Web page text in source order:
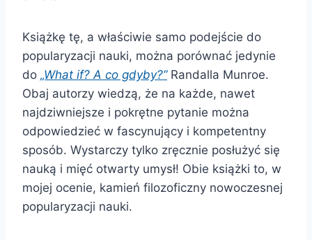
Książkę tę, a właściwie samo podejście do
popularyzacji nauki, można porównać jedynie
do „What if? A co gdyby?” Randalla Munroe.
Obaj autorzy wiedzą, że na każde, nawet
najdziwniejsze i pokrętne pytanie można
odpowiedzieć w fascynujący i kompetentny
sposób. Wystarczy tylko zręcznie posłużyć się
nauką i mięć otwarty umysł! Obie książki to, w
mojej ocenie, kamień filozoficzny nowoczesnej
popularyzacji nauki.